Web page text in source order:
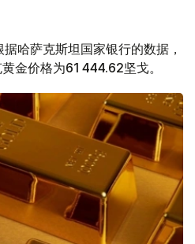
据哈萨克斯坦国家银行的数据，
金价格为61 444.62坚戈。